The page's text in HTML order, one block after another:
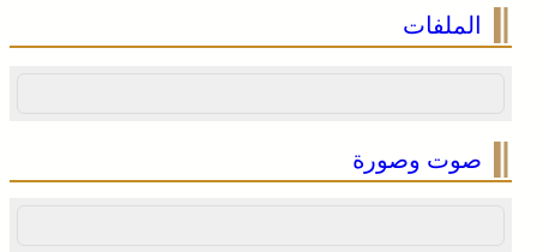
للدار البيضاء
الملفات
صوت وصورة